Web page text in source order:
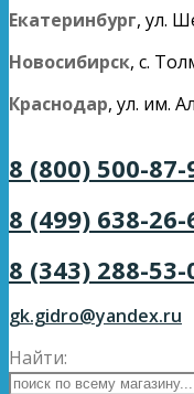
Екатеринбург, ул.
Новосибирск, с.
Краснодар, ул. им.
8 (800) 500-87-
8 (499) 638-26-
8 (343) 288-53-
gk.gidro@yandex.ru
Найти: